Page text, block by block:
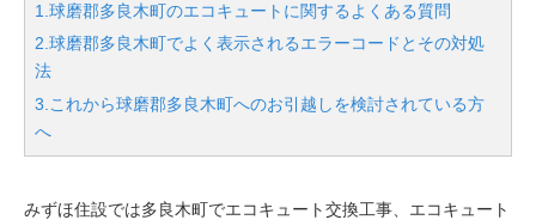
1.球磨郡多良木町のエコキュートに関するよくある質問
2.球磨郡多良木町でよく表示されるエラーコードとその対処
法
3.これから球磨郡多良木町へのお引越しを検討されている方
へ
みずほ住設では多良木町でエコキュート交換工事、エコキュート